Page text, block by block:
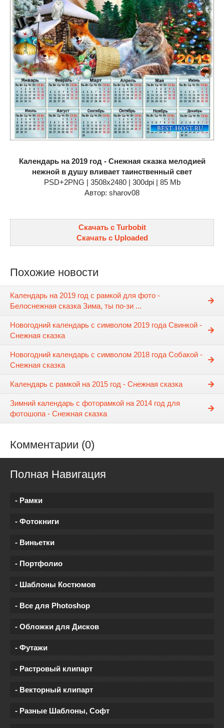
Календарь на 2019 год - Снежная сказка мелодией
нежной в душу вливает таинственный свет
PSD+2PNG | 3508x2480 | 300dpi | 85 Mb
Автор: sharov08
Скачать с Turbobit
Скачать с Uploaded
Похожие новости
Календарь на 2019 год с рамкой для фото -
Белоснежная сказка Зима, ты по-зи ...
Новогодний календарь с символом 2019 года Свинкой -
Снежная сказка
Новогодний календарь с символом 2018 года Собакой -
Снежная сказка
Календарь с рамкой на 2015 год - Снежная сказка
Зимний календарь с фоторамкой на 2014 год для
фотошопа - Снежная сказка
Комментарии (0)
Полная Навигация
- Рамки
- Фотокниги
- Виньетки
- Портфолио
- Шаблоны Костюмов
- Все для Photoshop
- Обложки для Дисков
- Футажи
- Растровый клипарт
- Векторный клипарт
- Разные Шаблоны, Софт